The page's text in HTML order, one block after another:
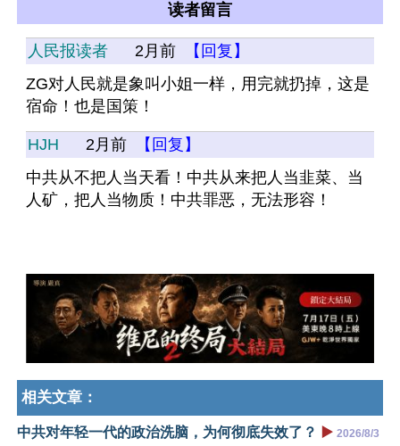
读者留言
人民报读者 2月前
【回复】
ZG对人民就是象叫小姐一样，用完就扔掉，这是
宿命！也是国策！
HJH 2月前
【回复】
中共从不把人当天看！中共从来把人当韭菜、当
人矿，把人当物质！中共罪恶，无法形容！
相关文章：
中共对年轻一代的政治洗脑，为何彻底失效了？ ▶️ 2026/8/3